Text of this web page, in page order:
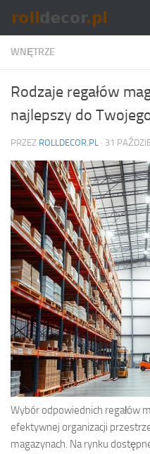
Skip to content
WNĘTRZE
Rodzaje regałów
najlepszy do
PRZEZ ROLLDECOR.PL · 31
Wybór odpowiednich regałów
efektywnej organizacji
magazynach. Na rynku